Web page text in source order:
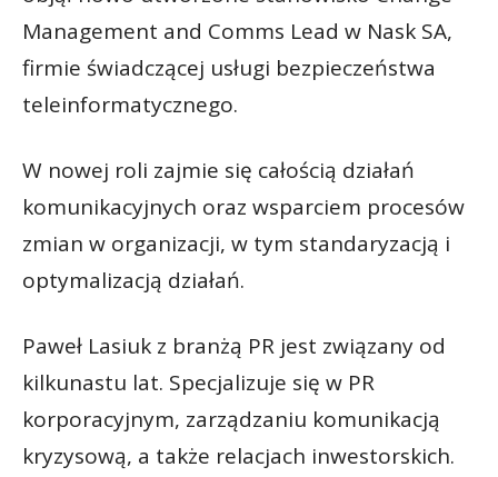
Management and Comms Lead w Nask SA,
firmie świadczącej usługi bezpieczeństwa
teleinformatycznego.
W nowej roli zajmie się całością działań
komunikacyjnych oraz wsparciem procesów
zmian w organizacji, w tym standaryzacją i
optymalizacją działań.
Paweł Lasiuk z branżą PR jest związany od
kilkunastu lat. Specjalizuje się w PR
korporacyjnym, zarządzaniu komunikacją
kryzysową, a także relacjach inwestorskich.